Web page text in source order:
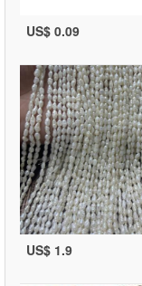
US$ 0.09
US$ 1.9